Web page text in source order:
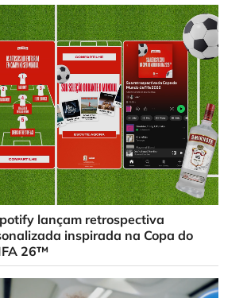
lançam retrospectiva
inspirada na Copa do
26™